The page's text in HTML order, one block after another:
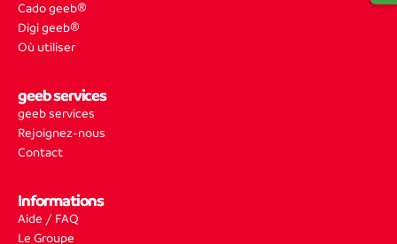
Cado geeb®
Digi geeb®
Où utiliser
geeb services
geeb services
Rejoignez-nous
Contact
Informations
Aide / FAQ
Le Groupe